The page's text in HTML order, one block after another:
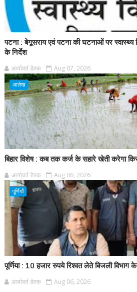
पटना : बेगूसराय एवं पटना की घटनाओं पर स्वास्थ्य
के निर्देश
आर्यावर्त डेस्क Aug 07, 2026
आलेख
बिहार विशेष : कब तक कर्ज के सहारे खेती करेगा
आर्यावर्त डेस्क Aug 06, 2026
पूर्णियाँ
पूर्णिया : 10 हजार रुपये रिश्वत लेते बिजली विभाग
आर्यावर्त डेस्क Aug 06, 2026